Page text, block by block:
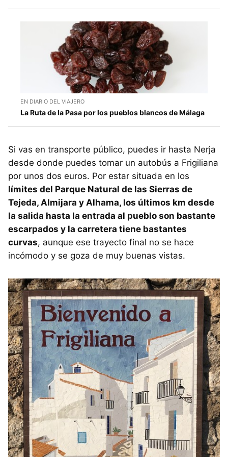
EN DIARIO DEL VIAJERO
La Ruta de la Pasa por los pueblos blancos de Málaga
Si vas en transporte público, puedes ir hasta Nerja
desde donde puedes tomar un autobús a Frigiliana
por unos dos euros. Por estar situada en los
límites del Parque Natural de las Sierras de
Tejeda, Almijara y Alhama, los últimos km desde
la salida hasta la entrada al pueblo son bastante
escarpados y la carretera tiene bastantes
curvas, aunque ese trayecto final no se hace
incómodo y se goza de muy buenas vistas.